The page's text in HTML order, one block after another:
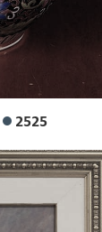
2525